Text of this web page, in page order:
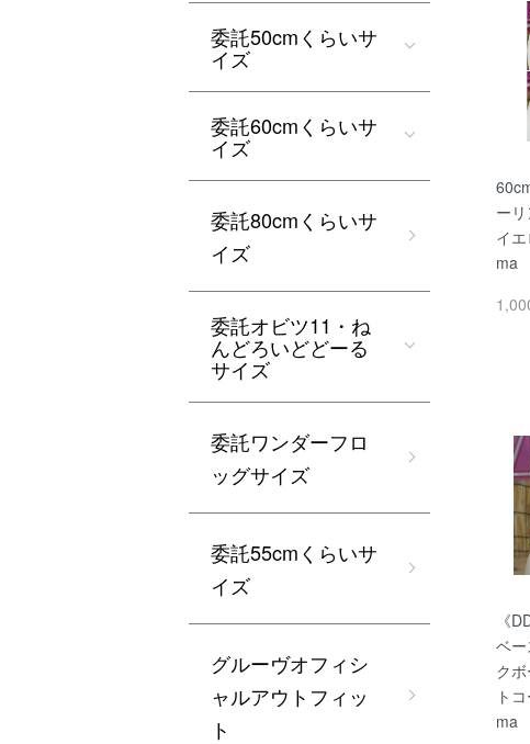
ー
イ
ma
《
ベ
ク
ト
ma
委託50cmくらいサ
イズ
委託60cmくらいサ
イズ
委託80cmくらいサ
イズ
委託オビツ11・ね
んどろいどどーる
サイズ
委託ワンダーフロ
ッグサイズ
委託55cmくらいサ
イズ
グルーヴオフィシ
ャルアウトフィッ
ト